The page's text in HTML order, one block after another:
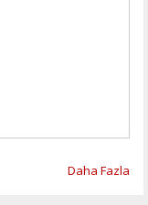
Daha Fazla